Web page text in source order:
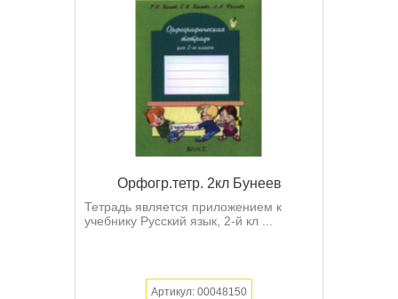
Орфогр.тетр. 2кл Бунеев
Тетрадь является приложением к
учебнику Русский язык, 2-й кл ...
Артикул: 00048150